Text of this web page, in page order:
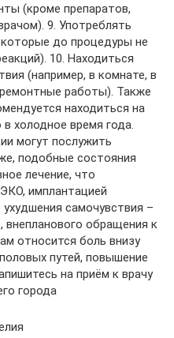
(кроме препаратов,
9. Употреблять
до процедуры не
10. Находиться
(например, в комнате, в
работы). Также
находиться на
холодное время года.
могут послужить
подобные состояния
лечение, что
имплантацией
самочувствия –
внепланового обращения к
относится боль внизу
путей, повышение
на приём к врачу
города